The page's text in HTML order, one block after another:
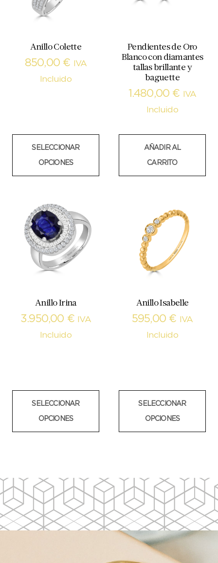
Anillo Colette
850,00 €
IVA
Incluido
SELECCIONAR
OPCIONES
Pendientes de Oro
Blanco con diamantes
tallas brillante y
baguette
1.480,00 €
IVA
Incluido
AÑADIR AL
CARRITO
Anillo Irina
3.950,00 €
IVA
Incluido
SELECCIONAR
OPCIONES
Anillo Isabelle
595,00 €
IVA
Incluido
SELECCIONAR
OPCIONES